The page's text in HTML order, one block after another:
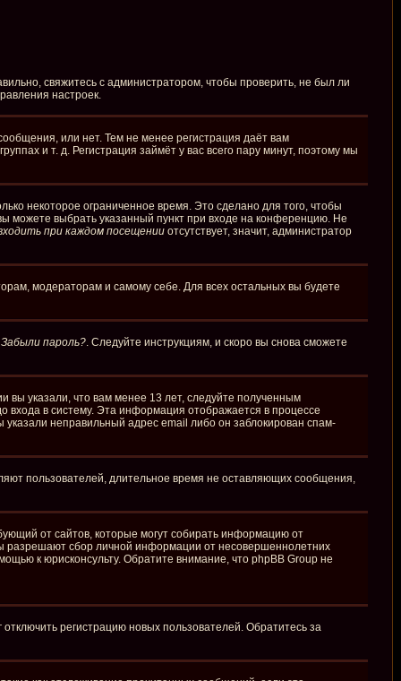
свяжитесь с администратором, чтобы проверить, не был ли
настроек.
или нет. Тем не менее регистрация даёт вам
и т. д. Регистрация займёт у вас всего пару минут, поэтому мы
некоторое ограниченное время. Это сделано для того, чтобы
можете выбрать указанный пункт при входе на конференцию. Не
при каждом посещении отсутствует, значит, администратор
модераторам и самому себе. Для всех остальных вы будете
Забыли пароль?. Следуйте инструкциям, и скоро вы снова сможете
вы указали, что вам менее 13 лет, следуйте полученным
входа в систему. Эта информация отображается в процессе
неправильный адрес email либо он заблокирован спам-
пользователей, длительное время не оставляющих сообщения,
от сайтов, которые могут собирать информацию от
разрешают сбор личной информации от несовершеннолетних
к юрисконсульту. Обратите внимание, что phpBB Group не
регистрацию новых пользователей. Обратитесь за